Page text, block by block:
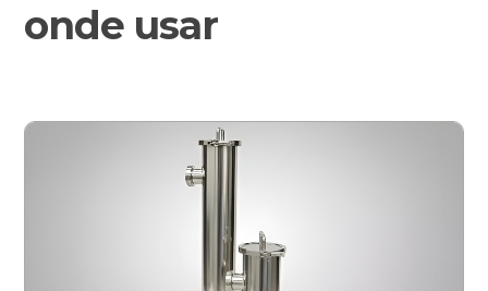
Pesquisa
onde usar